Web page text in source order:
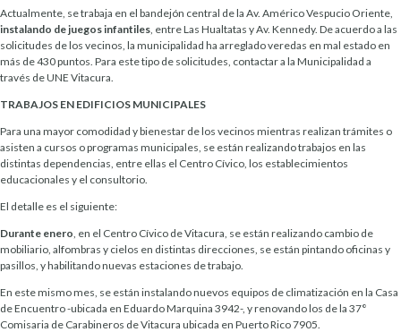
Actualmente, se trabaja en el bandejón central de la Av. Américo Vespucio Oriente,
instalando de juegosinfantiles, entre Las Hualtatas y Av. Kennedy. De acuerdo a las
solicitudes de los vecinos, la municipalidad ha arreglado veredas en mal estado en
más de 430 puntos. Para este tipo de solicitudes, contactar a la Municipalidad a
través de UNE Vitacura.
TRABAJOS EN EDIFICIOS MUNICIPALES
Para una mayor comodidad y bienestar de los vecinos mientras realizan trámites o
asisten a cursos o programas municipales, se están realizando trabajos en las
distintas dependencias, entre ellas el Centro Cívico, los establecimientos
educacionales y el consultorio.
El detalle es el siguiente:
Durante enero, en el Centro Cívico de Vitacura, se están realizando cambio de
mobiliario, alfombras y cielos en distintas direcciones, se están pintando oficinas y
pasillos, y habilitando nuevas estaciones de trabajo.
En este mismo mes, se están instalando nuevos equipos de climatización en la Casa
de Encuentro -ubicada en Eduardo Marquina 3942-, y renovando los de la 37°
Comisaria de Carabineros de Vitacura ubicada en Puerto Rico 7905.